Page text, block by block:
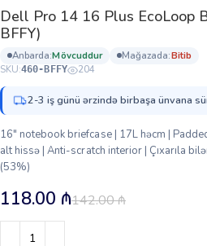
Dell Pro 14 16 Plus EcoLoop
BFFY)
anbarda: mövcuddur mağazada:
bi̇ti̇b
SKU:460-BFFY 204
2-3 iş günü ərzində birbaşa ünvana
16″ notebook briefcase | 17L həcm |
alt hissə | Anti-scratch interior | Çıxarıla
(53%)
142.00₼
118.00 ₼